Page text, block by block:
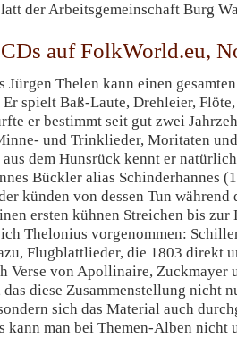
der Arbeitsgemeinschaft Burg
auf FolkWorld.eu,
Thelen kann einen
spielt Baß-Laute, Drehleier,
er bestimmt seit gut zwei
und Trinklieder, Moritaten
aus dem Hunsrück kennt er
Bückler alias Schinderhannes
künden von dessen Tun während
ersten kühnen Streichen bis
Thelonius vorgenommen:
Flugblattlieder, die 1803 direkt
Verse von Apollinaire, Zuckmayer
diese Zusammenstellung nicht
sich das Material auch
kann man bei Themen-Alben nicht